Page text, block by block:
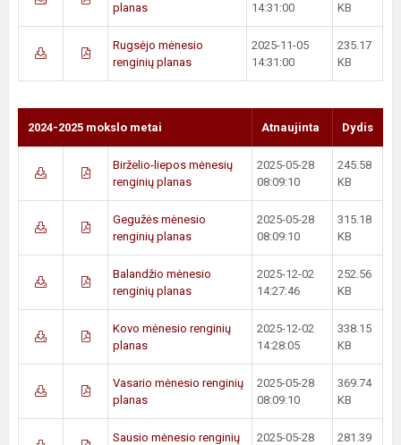
planas
14:31:00
KB
Rugsėjo mėnesio
renginių planas
2025-11-05
14:31:00
235.17
KB
2024-2025 mokslo metai Atnaujinta Dydis
Birželio-liepos mėnesių
renginių planas
2025-05-28
08:09:10
245.58
KB
Gegužės mėnesio
renginių planas
2025-05-28
08:09:10
315.18
KB
Balandžio mėnesio
renginių planas
2025-12-02
14:27:46
252.56
KB
Kovo mėnesio renginių
planas
2025-12-02
14:28:05
338.15
KB
Vasario mėnesio renginių
planas
2025-05-28
08:09:10
369.74
KB
Sausio mėnesio renginių
2025-05-28
281.39